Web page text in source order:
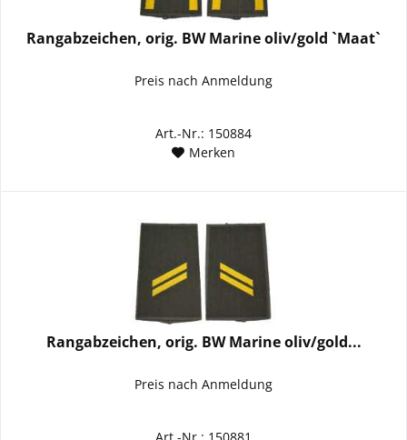
Rangabzeichen, orig. BW Marine oliv/gold `Maat`
Preis nach Anmeldung
Art.-Nr.: 150884
Merken
Rangabzeichen, orig. BW Marine oliv/gold...
Preis nach Anmeldung